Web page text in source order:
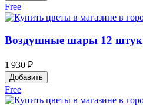
Free
Воздушные шары 12 штук
1 930 ₽
Добавить
Free